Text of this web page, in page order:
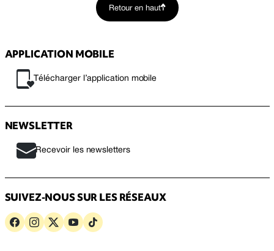
Retour en haut
APPLICATION MOBILE
Télécharger l’application mobile
NEWSLETTER
Recevoir les newsletters
SUIVEZ-NOUS SUR LES RÉSEAUX